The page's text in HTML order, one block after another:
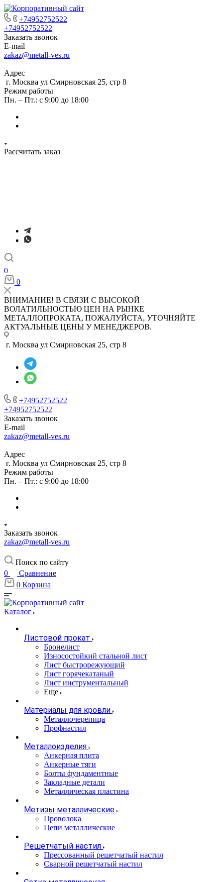
+74952752522
+74952752522
Заказать звонок
E-mail
zakaz@metall-ves.ru
Адрес
г. Москва ул Смирновская 25, стр 8
Режим работы
Пн. – Пт.: с 9:00 до 18:00
Рассчитать заказ
0
0
ВНИМАНИЕ! В СВЯЗИ С ВЫСОКОЙ
ВОЛАТИЛЬНОСТЬЮ ЦЕН НА РЫНКЕ
МЕТАЛЛОПРОКАТА, ПОЖАЛУЙСТА, УТОЧНЯЙТЕ
АКТУАЛЬНЫЕ ЦЕНЫ У МЕНЕДЖЕРОВ.
г. Москва ул Смирновская 25, стр 8
+74952752522
+74952752522
Заказать звонок
E-mail
zakaz@metall-ves.ru
Адрес
г. Москва ул Смирновская 25, стр 8
Режим работы
Пн. – Пт.: с 9:00 до 18:00
Заказать звонок
zakaz@metall-ves.ru
Поиск по сайту
0
Сравнение
0 Корзина
Каталог
Листовой прокат
Бронелист
Износостойкий стальной лист
Лист быстрорежующий
Лист горячекатаный
Лист инструментальный
Еще
Материалы для кровли
Металлочерепица
Профнастил
Металлоизделия
Анкерная плита
Анкерные тяги
Болты фундаментные
Закладные детали
Металлическая пластина
Метизы металлические
Проволока
Цепи металлические
Решетчатый настил
Прессованный решетчатый настил
Сварной решетчатый настил